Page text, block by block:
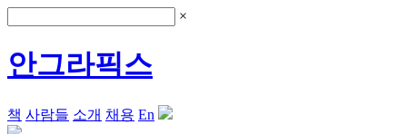
×
안그라픽스
책 사람들 소개 채용 En